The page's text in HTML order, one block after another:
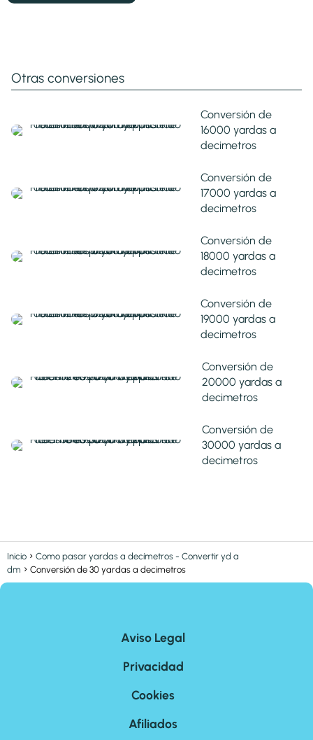
Otras conversiones
Conversión de
16000 yardas a
decimetros
Conversión de
17000 yardas a
decimetros
Conversión de
18000 yardas a
decimetros
Conversión de
19000 yardas a
decimetros
Conversión de
20000 yardas a
decimetros
Conversión de
30000 yardas a
decimetros
Inicio
Como pasar yardas a decímetros - Convertir yd a
dm
Conversión de 30 yardas a decimetros
Aviso Legal
Privacidad
Cookies
Afiliados